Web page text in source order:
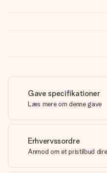
Gave specifikationer
Læs mere om denne gave
Erhvervssordre
Anmod om et pristilbud